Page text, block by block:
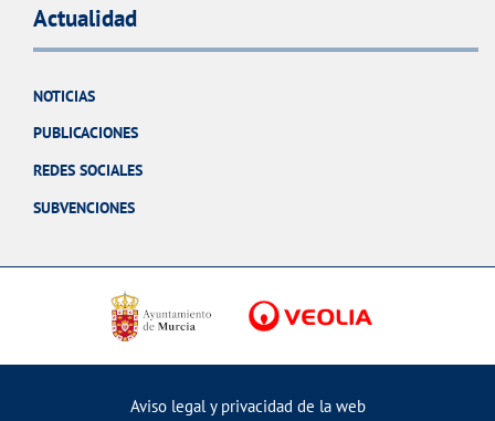
Actualidad
NOTICIAS
PUBLICACIONES
REDES SOCIALES
SUBVENCIONES
Aviso legal y privacidad de la web